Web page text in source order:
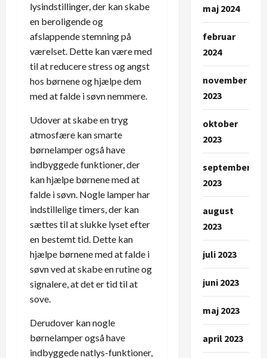
lysindstillinger, der kan skabe
en beroligende og
afslappende stemning på
værelset. Dette kan være med
til at reducere stress og angst
hos børnene og hjælpe dem
med at falde i søvn nemmere.
Udover at skabe en tryg
atmosfære kan smarte
børnelamper også have
indbyggede funktioner, der
kan hjælpe børnene med at
falde i søvn. Nogle lamper har
indstillelige timers, der kan
sættes til at slukke lyset efter
en bestemt tid. Dette kan
hjælpe børnene med at falde i
søvn ved at skabe en rutine og
signalere, at det er tid til at
sove.
Derudover kan nogle
børnelamper også have
indbyggede natlys-funktioner,
maj 2024
februar
2024
november
2023
oktober
2023
september
2023
august
2023
juli 2023
juni 2023
maj 2023
april 2023